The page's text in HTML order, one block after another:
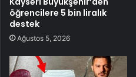
öğrencilere 5 bin liralık
destek
Ağustos 5, 2026